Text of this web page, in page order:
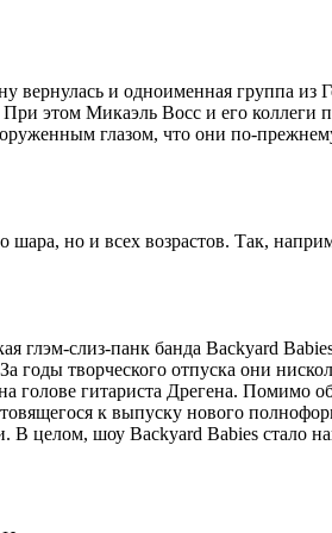
и одноименная группа из
этом Микаэль Восс и его коллеги
глазом, что они по-
но и всех возрастов. Так,
глэм-слиз-панк банда Backyard
творческого отпуска они
голове гитариста Дрегена.
к выпуску нового
шоу Backyard Babies стало